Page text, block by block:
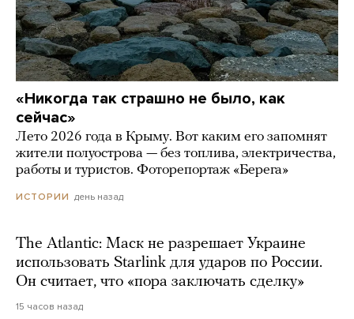
«Никогда так страшно не было, как
сейчас»
Лето 2026 года в Крыму. Вот каким его запомнят
жители полуострова — без топлива, электричества,
работы и туристов. Фоторепортаж «Берега»
ИСТОРИИ день назад
The Atlantic: Маск не разрешает Украине
использовать Starlink для ударов по России.
Он считает, что «пора заключать сделку»
15 часов назад